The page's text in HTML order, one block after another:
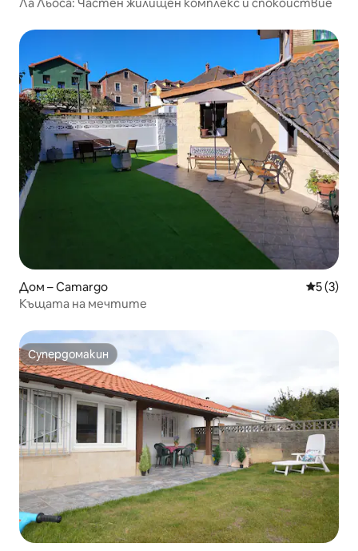
Дом – Camargo Средна
5 (3)
Къщата на мечтите
Супердомакин
Супердомакин